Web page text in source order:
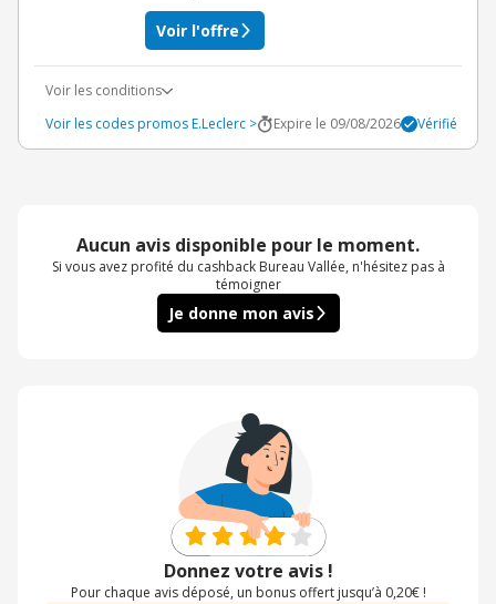
Voir l'offre
Voir les conditions
Voir les codes promos E.Leclerc >
Expire le 09/08/2026 Vérifié
Aucun avis disponible pour le moment.
Si vous avez profité du cashback Bureau Vallée, n'hésitez pas à
témoigner
Je donne mon avis
Donnez votre avis !
Pour chaque avis déposé, un bonus offert jusqu’à 0,20€ !